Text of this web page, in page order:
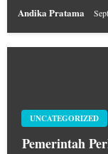
Andika Pratama
UNCATEGORIZED
Pemerintah